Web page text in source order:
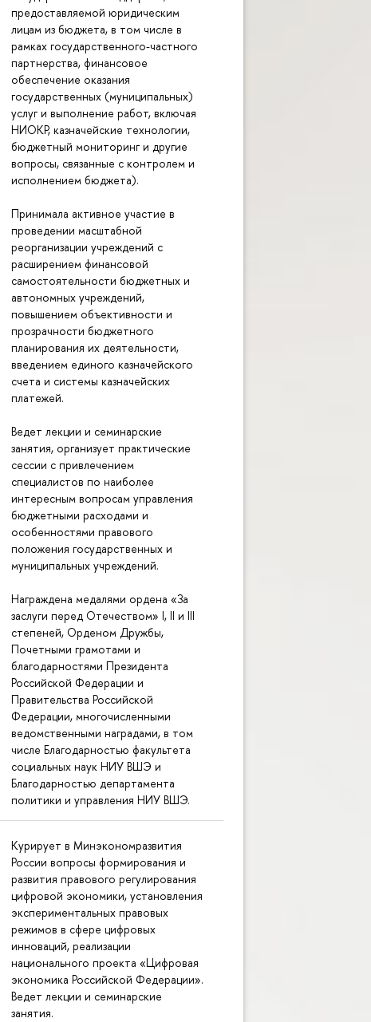
предоставляемой юридическим
лицам из бюджета, в том числе в
рамках государственного-частного
партнерства, финансовое
обеспечение оказания
государственных (муниципальных)
услуг и выполнение работ, включая
НИОКР, казначейские технологии,
бюджетный мониторинг и другие
вопросы, связанные с контролем и
исполнением бюджета).
Принимала активное участие в
проведении масштабной
реорганизации учреждений с
расширением финансовой
самостоятельности бюджетных и
автономных учреждений,
повышением объективности и
прозрачности бюджетного
планирования их деятельности,
введением единого казначейского
счета и системы казначейских
платежей.
Ведет лекции и семинарские
занятия, организует практические
сессии с привлечением
специалистов по наиболее
интересным вопросам управления
бюджетными расходами и
особенностями правового
положения государственных и
муниципальных учреждений.
Награждена медалями ордена «За
заслуги перед Отечеством» I, II и III
степеней, Орденом Дружбы,
Почетными грамотами и
благодарностями Президента
Российской Федерации и
Правительства Российской
Федерации, многочисленными
ведомственными наградами, в том
числе Благодарностью факультета
социальных наук НИУ ВШЭ и
Благодарностью департамента
политики и управления НИУ ВШЭ.
Курирует в Минэкономразвития
России вопросы формирования и
развития правового регулирования
цифровой экономики, установления
экспериментальных правовых
режимов в сфере цифровых
инноваций, реализации
национального проекта «Цифровая
экономика Российской Федерации».
Ведет лекции и семинарские
занятия.